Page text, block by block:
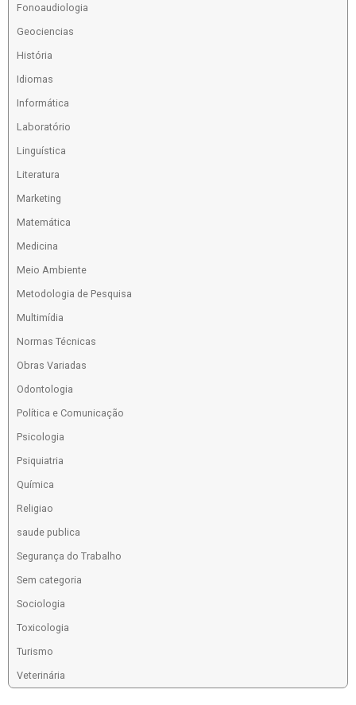
Fonoaudiologia
Geociencias
História
Idiomas
Informática
Laboratório
Linguística
Literatura
Marketing
Matemática
Medicina
Meio Ambiente
Metodologia de Pesquisa
Multimídia
Normas Técnicas
Obras Variadas
Odontologia
Política e Comunicação
Psicologia
Psiquiatria
Química
Religiao
saude publica
Segurança do Trabalho
Sem categoria
Sociologia
Toxicologia
Turismo
Veterinária